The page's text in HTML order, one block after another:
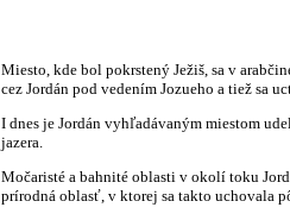
Miesto, kde bol pokrstený Ježiš, sa v
cez Jordán pod vedením Jozueho a tiež sa
I dnes je Jordán vyhľadávaným miestom
jazera.
Močaristé a bahnité oblasti v okolí toku
prírodná oblasť, v ktorej sa takto uchovala